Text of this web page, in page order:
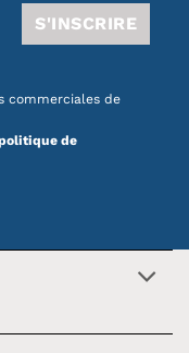
commerciales de
de